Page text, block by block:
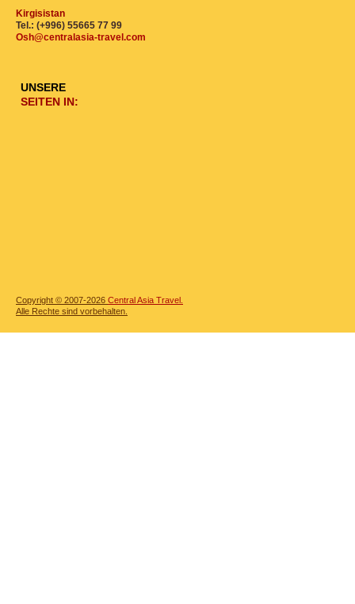
Kirgisistan
Tel.: (+996) 55665 77 99
Osh@centralasia-travel.com
UNSERE
SEITEN IN:
Copyright © 2007-2026 Central Asia Travel.
Alle Rechte sind vorbehalten.